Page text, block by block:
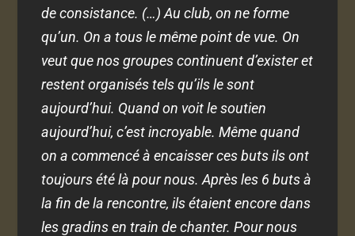
de consistance. (…) Au club, on ne forme
qu’un. On a tous le même point de vue. On
veut que nos groupes continuent d’exister et
restent organisés tels qu’ils le sont
aujourd’hui. Quand on voit le soutien
aujourd’hui, c’est incroyable. Même quand
on a commencé à encaisser ces buts ils ont
toujours été là pour nous. Après les 6 buts à
la fin de la rencontre, ils étaient encore dans
les gradins en train de chanter. Pour nous